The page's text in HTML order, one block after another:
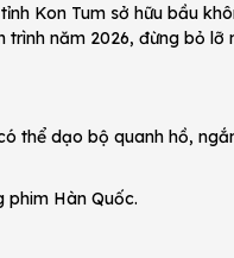
Kon Tum sở hữu bầu
năm 2026, đừng bỏ lỡ
thể dạo bộ quanh hồ,
phim Hàn Quốc.